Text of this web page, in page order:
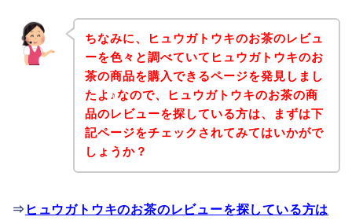
ちなみに、ヒュウガトウキのお茶のレビュ
ーを色々と調べていてヒュウガトウキのお
茶の商品を購入できるページを発見しまし
たよ♪なので、ヒュウガトウキのお茶の商
品のレビューを探している方は、まずは下
記ページをチェックされてみてはいかがで
しょうか？
⇒ ヒュウガトウキのお茶のレビューを探している方は